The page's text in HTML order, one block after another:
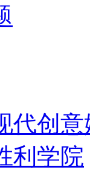
代创
利学院